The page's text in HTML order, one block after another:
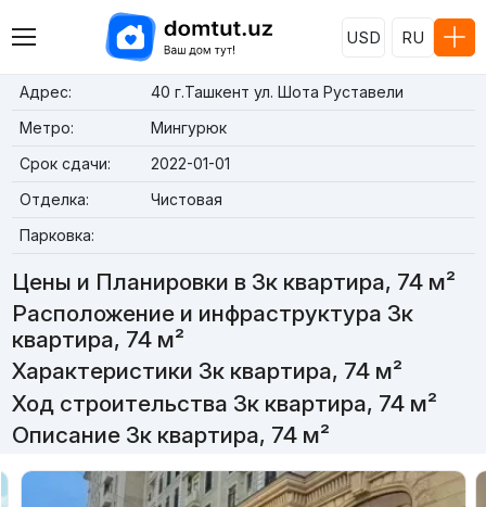
USD RU
Адрес:
40 г.Ташкент ул. Шота Руставели
Метро:
Мингурюк
Срок сдачи:
2022-01-01
Отделка:
Чистовая
Парковка:
Цены и Планировки в 3к квартира, 74 м²
Расположение и инфраструктура 3к
квартира, 74 м²
Характеристики 3к квартира, 74 м²
Ход строительства 3к квартира, 74 м²
Описание 3к квартира, 74 м²